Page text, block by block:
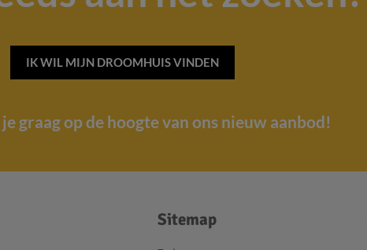
IK WIL MIJN DROOMHUIS VINDEN
graag op de hoogte van ons nieuw aanbod!
Sitemap